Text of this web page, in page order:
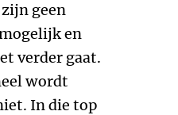
geen
en
verder gaat.
wordt
In die top